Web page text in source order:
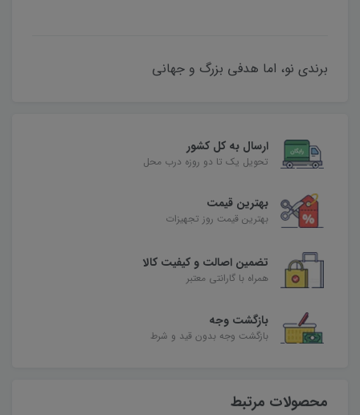
برندی نو، اما هدفی بزرگ و جهانی
ارسال به کل کشور
تحویل یک تا دو روزه درب محل
بهترین قیمت
بهترین قیمت روز تجهیزات
تضمین اصالت و کیفیت کالا
همراه با گارانتی معتبر
بازگشت وجه
بازگشت وجه بدون قید و شرط
محصولات مرتبط